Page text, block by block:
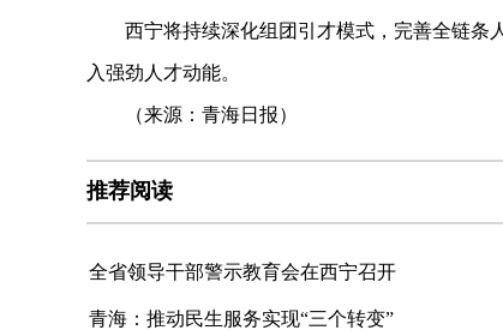
西宁将持续深化组团引才模式，完善全链条
入强劲人才动能。
（来源：青海日报）
推荐阅读
全省领导干部警示教育会在西宁召开
青海：推动民生服务实现“三个转变”